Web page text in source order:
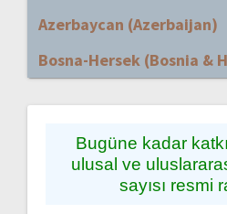
Azerbaycan (Azerbaijan)
Bosna-Hersek (Bosnia &
Bugüne kadar
ulusal ve
sayısı resmi